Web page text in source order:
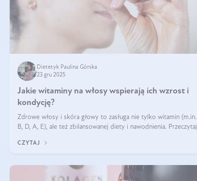
Dietetyk Paulina Górska
23 gru 2025
Jakie witaminy na włosy wspierają ich wzrost i
kondycję?
Zdrowe włosy i skóra głowy to zasługa nie tylko witamin (m.in.
B, D, A, E), ale też zbilansowanej diety i nawodnienia. Przeczytaj
wypadanie włosów.
CZYTAJ